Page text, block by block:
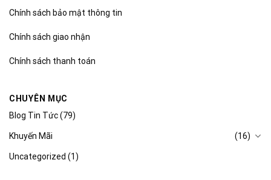
Chính sách bảo mật thông tin
Chính sách giao nhận
Chính sách thanh toán
CHUYÊN MỤC
Blog Tin Tức(79)
Khuyến Mãi (16)
Uncategorized (1)